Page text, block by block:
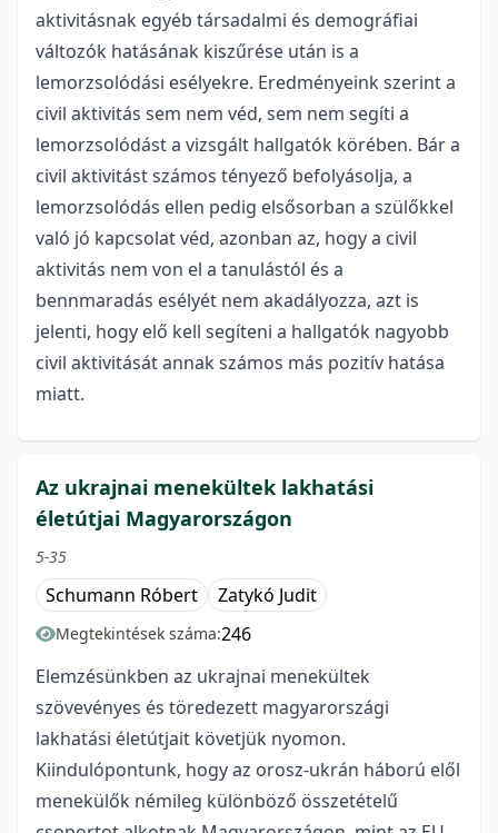
aktivitásnak egyéb társadalmi és demográfiai
változók hatásának kiszűrése után is a
lemorzsolódási esélyekre. Eredményeink szerint a
civil aktivitás sem nem véd, sem nem segíti a
lemorzsolódást a vizsgált hallgatók körében. Bár a
civil aktivitást számos tényező befolyásolja, a
lemorzsolódás ellen pedig elsősorban a szülőkkel
való jó kapcsolat véd, azonban az, hogy a civil
aktivitás nem von el a tanulástól és a
bennmaradás esélyét nem akadályozza, azt is
jelenti, hogy elő kell segíteni a hallgatók nagyobb
civil aktivitását annak számos más pozitív hatása
miatt.
Az ukrajnai menekültek lakhatási
életútjai Magyarországon
5-35
Schumann Róbert Zatykó Judit
Megtekintések száma:246
Elemzésünkben az ukrajnai menekültek
szövevényes és töredezett magyarországi
lakhatási életútjait követjük nyomon.
Kiindulópontunk, hogy az orosz-ukrán háború elől
menekülők némileg különböző összetételű